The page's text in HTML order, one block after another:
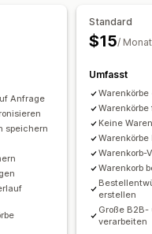
Anfrage
speichern
Standard
$15/ Monat
Umfasst
Keine
Warenkorb-
Warenkorb
erstellen
Große B2B-
verarbeiten